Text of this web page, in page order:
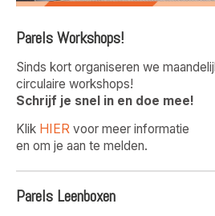
Parels Workshops!
Sinds kort organiseren we
circulaire workshops!
Schrijf je snel in en doe mee!
Klik HIER voor meer informatie
en om je aan te melden.
Parels Leenboxen